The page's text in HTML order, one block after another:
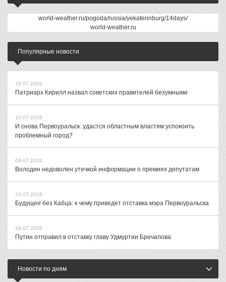
world-weather.ru/pogoda/russia/yekaterinburg/14days/
world-weather.ru
Популярные новости
16.07.2026
Патриарх Кирилл назвал советских правителей безумными
10.07.2026
И снова Первоуральск: удастся областным властям успокоить
проблемный город?
08.07.2026
Володин недоволен утечкой информации о премиях депутатам
23.07.2026
Будущее без Кабца: к чему приведет отставка мэра Первоуральска
29.07.2026
Путин отправил в отставку главу Удмуртии Бречалова
Новости по дням